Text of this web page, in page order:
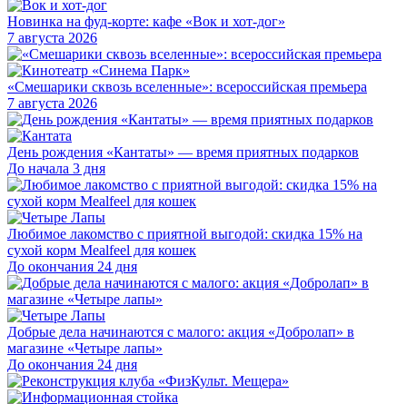
Новинка на фуд-корте: кафе «Вок и хот-дог»
7 августа 2026
«Смешарики сквозь вселенные»: всероссийская премьера
7 августа 2026
День рождения «Кантаты» — время приятных подарков
До начала 3 дня
Любимое лакомство с приятной выгодой: скидка 15% на
сухой корм Mealfeel для кошек
До окончания 24 дня
Добрые дела начинаются с малого: акция «Добролап» в
магазине «Четыре лапы»
До окончания 24 дня